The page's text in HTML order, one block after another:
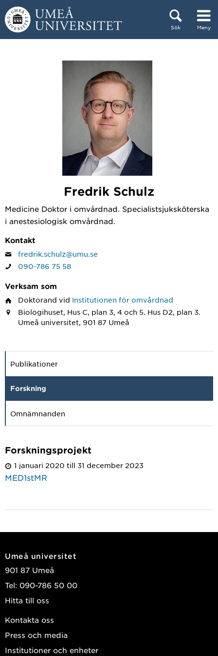
Hoppa direkt till innehållet
Sök Meny
Fredrik Schulz
Medicine Doktor i omvårdnad. Specialistsjuksköterska
i anestesiologisk omvårdnad.
Kontakt
fredrik.schulz@umu.se
090-786 75 58
Verksam som
Doktorand vid Institutionen för omvårdnad
Biologihuset, Hus C, plan 3, 4 och 5. Hus D2, plan 3.
Umeå universitet, 901 87 Umeå
Publikationer
Forskning
Omnämnanden
Forskningsprojekt
1 januari 2020 till 31 december 2023
MED1stMR
Umeå universitet
901 87 Umeå
Tel: 090-786 50 00
Hitta till oss
Kontakta oss
Press och media
Institutioner och enheter